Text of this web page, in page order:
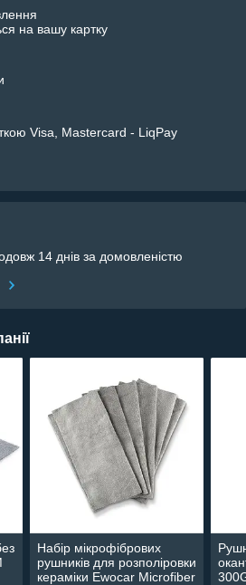
на вашу картку
Visa, Mastercard - LiqPay
14 днів за домовленістю
Набір мікрофібрових
рушників для розполіровки
кераміки Ewocar Microfiber